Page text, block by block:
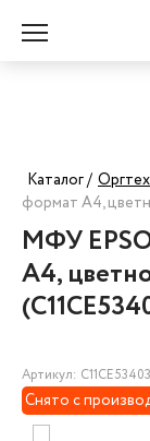
Каталог /
формат А4,
МФУ
А4,
Артикул: C11CE53403
Снято с